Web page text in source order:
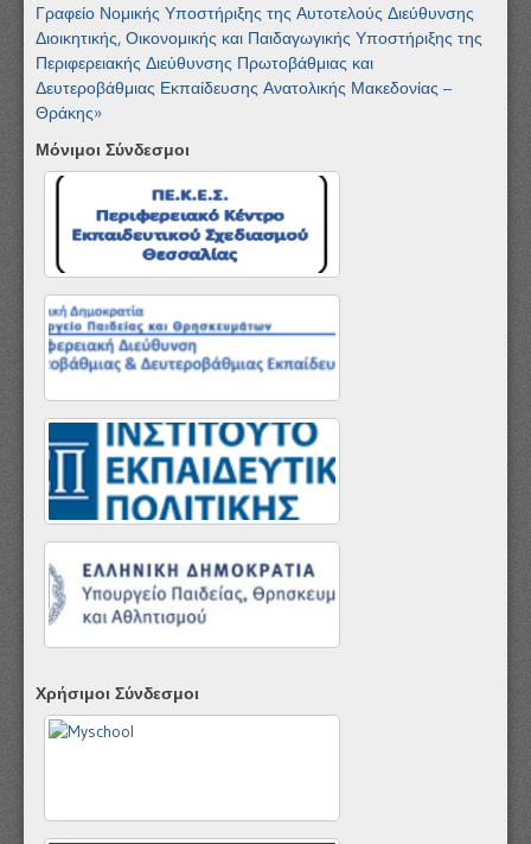
Γραφείο Νομικής Υποστήριξης της Αυτοτελούς Διεύθυνσης
Διοικητικής, Οικονομικής και Παιδαγωγικής Υποστήριξης της
Περιφερειακής Διεύθυνσης Πρωτοβάθμιας και
Δευτεροβάθμιας Εκπαίδευσης Ανατολικής Μακεδονίας –
Θράκης»
Μόνιμοι Σύνδεσμοι
Χρήσιμοι Σύνδεσμοι